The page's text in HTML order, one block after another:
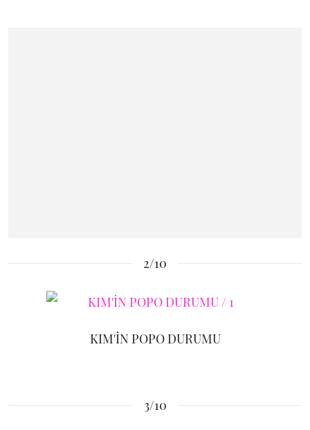
2/10
KIM'İN POPO DURUMU
3/10